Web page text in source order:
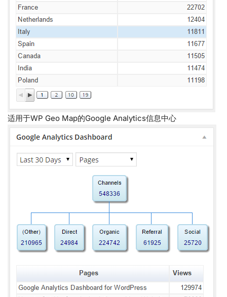
适用于WP Geo Map的Google Analytics信息中心